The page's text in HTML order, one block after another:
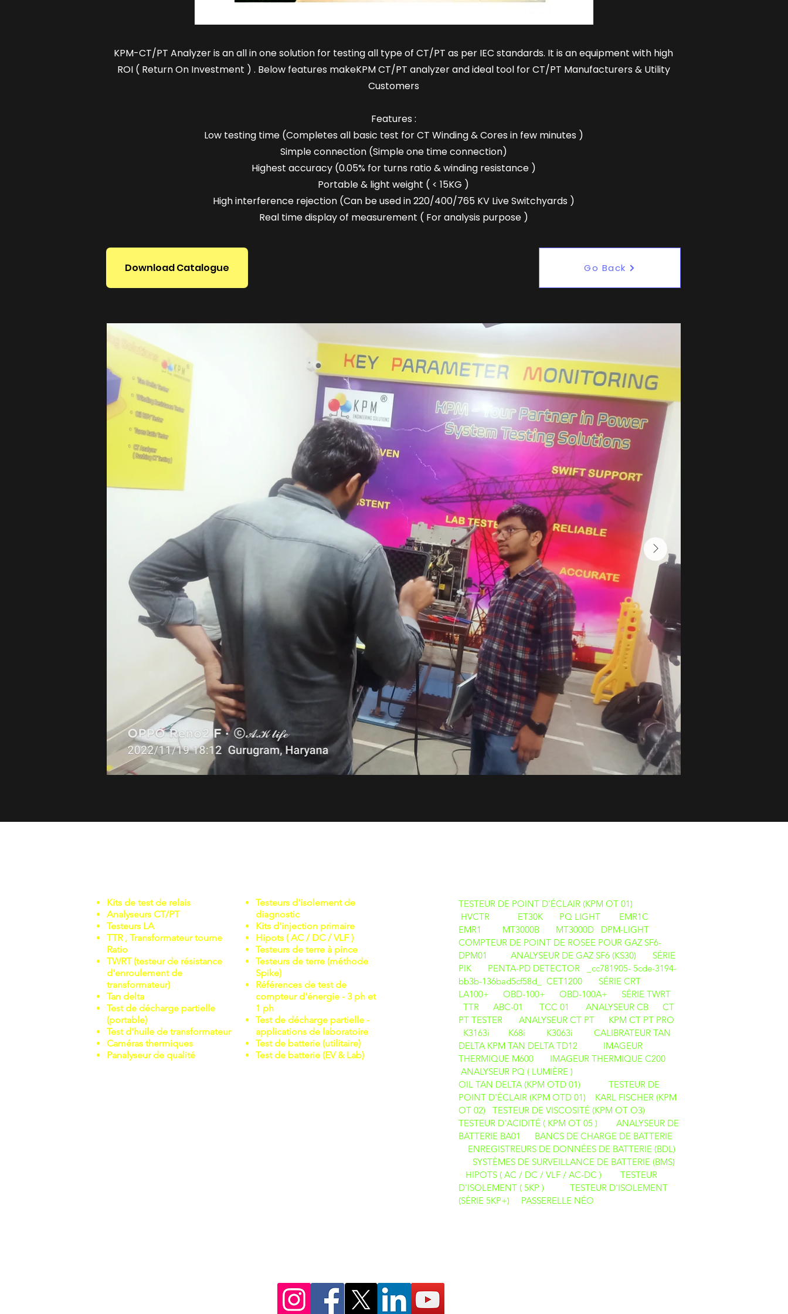
KPM-CT/PT Analyzer is an all in one solution for testing all type of CT/PT as per IEC standards. It is an equipment with high
ROI ( Return On Investment ) . Below features makeKPM CT/PT analyzer and ideal tool for CT/PT Manufacturers & Utility
Customers
Features :
Low testing time (Completes all basic test for CT Winding & Cores in few minutes )
Simple connection (Simple one time connection)
Highest accuracy (0.05% for turns ratio & winding resistance )
Portable & light weight ( < 15KG )
High interference rejection (Can be used in 220/400/765 KV Live Switchyards )
Real time display of measurement ( For analysis purpose )
Download Catalogue Go Back
Kits de test de relais
Analyseurs CT/PT
Testeurs LA
TTR , Transformateur tourne
Ratio
TWRT (testeur de résistance
d'enroulement de
transformateur)
Tan delta
Test de décharge partielle
(portable)
Test d'huile de transformateur
Caméras thermiques
Panalyseur de qualité
Testeurs d'isolement de
diagnostic
Kits d'injection primaire
Hipots ( AC / DC / VLF )
Testeurs de terre à pince
Testeurs de terre (méthode
Spike)
Références de test de
compteur d'énergie - 3 ph et
1 ph
Test de décharge partielle -
applications de laboratoire
Test de batterie (utilitaire)
Test de batterie (EV & Lab)
TESTEUR DE POINT D'ÉCLAIR (KPM OT 01)
HVCTR
ET30K PQ LIGHT
EMR1C
EMR1
MT3000B MT3000D
DPM-LIGHT
COMPTEUR DE POINT DE ROSEE POUR GAZ SF6-
DPM01
ANALYSEUR DE GAZ SF6 (KS30)
SÉRIE
PIK PENTA-PD DETECTOR _cc781905- 5cde-3194-
bb3b-136bad5cf58d_ CET1200
SÉRIE CRT
LA100+
OBD-100+ OBD-100A+
SÉRIE TWRT
TTR
ABC-01 TCC 01 ANALYSEUR CB
CT
PT TESTER
ANALYSEUR CT PT
KPM CT PT PRO
K3163i
K68i K3063i
CALIBRATEUR TAN
DELTA KPM TAN DELTA TD12
IMAGEUR
THERMIQUE M600
IMAGEUR THERMIQUE C200
ANALYSEUR PQ ( LUMIÈRE )
OIL TAN DELTA (KPM OTD 01)
TESTEUR DE
POINT D'ÉCLAIR (KPM OTD 01)
KARL FISCHER (KPM
OT 02)
TESTEUR DE VISCOSITÉ (KPM OT O3)
TESTEUR D'ACIDITÉ ( KPM OT 05 )
ANALYSEUR DE
BATTERIE BA01
BANCS DE CHARGE DE BATTERIE
ENREGISTREURS DE DONNÉES DE BATTERIE (BDL)
SYSTÈMES DE SURVEILLANCE DE BATTERIE (BMS)
HIPOTS ( AC / DC / VLF / AC-DC )
TESTEUR
D'ISOLEMENT ( 5KP )
TESTEUR D'ISOLEMENT
(SÉRIE 5KP+)
PASSERELLE NÉO